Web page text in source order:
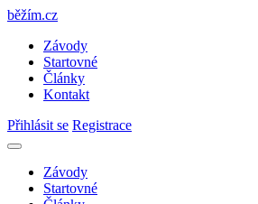
běžím.cz
Závody
Startovné
Články
Kontakt
Přihlásit se Registrace
Závody
Startovné